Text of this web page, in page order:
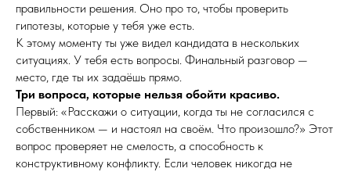
правильности решения. Оно про то, чтобы проверить
гипотезы, которые у тебя уже есть.
К этому моменту ты уже видел кандидата в нескольких
ситуациях. У тебя есть вопросы. Финальный разговор —
место, где ты их задаёшь прямо.
Три вопроса, которые нельзя обойти красиво.
Первый: «Расскажи о ситуации, когда ты не согласился с
собственником — и настоял на своём. Что произошло?» Этот
вопрос проверяет не смелость, а способность к
конструктивному конфликту. Если человек никогда не